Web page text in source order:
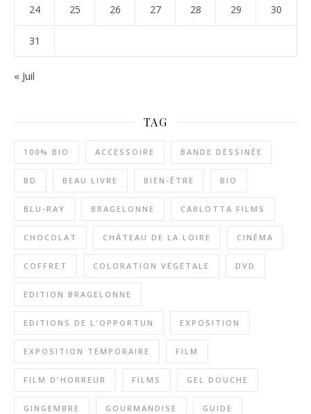
24 25 26 27 28 29 30
31
« Juil
TAG
100% BIO ACCESSOIRE BANDE DÉSSINÉE
BD BEAU LIVRE BIEN-ÊTRE BIO
BLU-RAY BRAGELONNE CARLOTTA FILMS
CHOCOLAT CHÂTEAU DE LA LOIRE CINÉMA
COFFRET COLORATION VÉGÉTALE DVD
EDITION BRAGELONNE
EDITIONS DE L'OPPORTUN EXPOSITION
EXPOSITION TEMPORAIRE FILM
FILM D'HORREUR FILMS GEL DOUCHE
GINGEMBRE GOURMANDISE GUIDE